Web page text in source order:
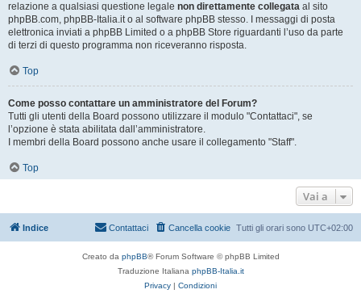
relazione a qualsiasi questione legale non direttamente collegata al sito
phpBB.com, phpBB-Italia.it o al software phpBB stesso. I messaggi di posta
elettronica inviati a phpBB Limited o a phpBB Store riguardanti l’uso da parte
di terzi di questo programma non riceveranno risposta.
Top
Come posso contattare un amministratore del Forum?
Tutti gli utenti della Board possono utilizzare il modulo "Contattaci", se
l’opzione è stata abilitata dall’amministratore.
I membri della Board possono anche usare il collegamento "Staff".
Top
Vai a
Indice Tutti gli orari sono UTC+02:00
Cancella cookie
Contattaci
Creato da phpBB® Forum Software © phpBB Limited
Traduzione Italiana phpBB-Italia.it
Privacy | Condizioni